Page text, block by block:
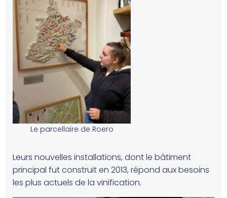
Le parcellaire de Roero
Leurs nouvelles installations, dont le bâtiment
principal fut construit en 2013, répond aux besoins
les plus actuels de la vinification.